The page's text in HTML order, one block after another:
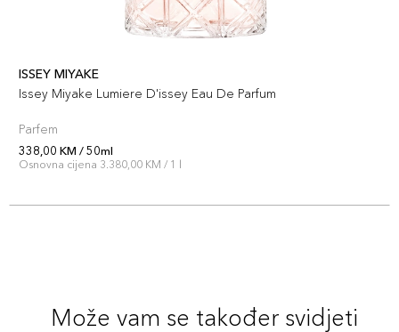
ISSEY MIYAKE
Issey Miyake Lumiere D'issey Eau De Parfum
Parfem
338,00 KM / 50ml
Osnovna cijena 3.380,00 KM / 1 l
Može vam se također svidjeti